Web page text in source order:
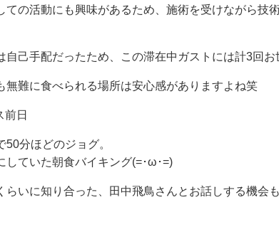
ての活動にも興味があるため、施術を受けながら技
自己手配だったため、この滞在中ガストには計3回
無難に食べられる場所は安心感がありますよね笑
前日
分ほどのジョグ。
していた朝食バイキング(=･ω･=)
らいに知り合った、田中飛鳥さんとお話しする機会